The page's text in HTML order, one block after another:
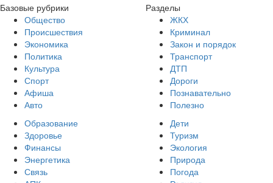
Базовые рубрики
Общество
Происшествия
Экономика
Политика
Культура
Спорт
Афиша
Авто
Разделы
ЖКХ
Криминал
Закон и порядок
Транспорт
ДТП
Дороги
Познавательно
Полезно
Образование
Здоровье
Финансы
Энергетика
Связь
Дети
Туризм
Экология
Природа
Погода